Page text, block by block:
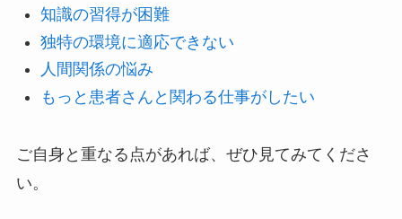
知識の習得が困難
独特の環境に適応できない
人間関係の悩み
もっと患者さんと関わる仕事がしたい
ご自身と重なる点があれば、ぜひ見てみてくださ
い。